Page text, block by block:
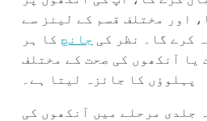
اور مختلف قسم کے لینز سے
کرے گا۔ نظر کی جانچ کا ہر
یا آنکھوں کی صحت کے مختلف
پہلوؤں کا جائزہ لیتا ہے۔
جلدی مرحلے میں آنکھوں کی